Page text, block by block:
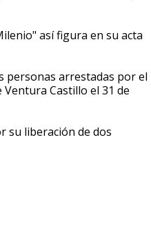
así figura en su acta
personas arrestadas por el
Castillo el 31 de
su liberación de dos